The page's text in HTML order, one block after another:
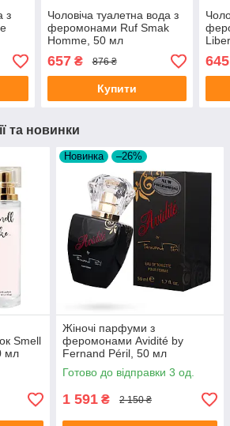
з
Чоловіча туалетна вода з
феромонами Ruf Smak
Homme, 50 мл
657₴ 876 ₴
Купити
645
та новинки
Smell
мл
Новинка –26%
Жіночі парфуми з
феромонами Avidité by
Fernand Péril, 50 мл
Готово до відправки 3 од.
1 591 ₴ 2 150 ₴